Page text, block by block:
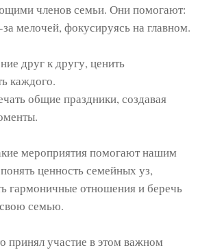
членов семьи. Они помогают:
мелочей, фокусируясь на главном.
друг к другу, ценить
каждого.
общие праздники, создавая
мероприятия помогают нашим
ценность семейных уз,
гармоничные отношения и беречь
семью.
принял участие в этом важном